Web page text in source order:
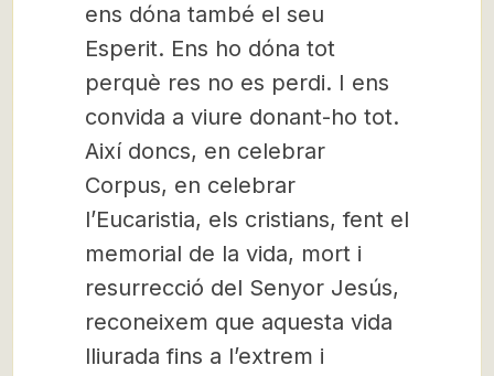
ens dóna també el seu
Esperit. Ens ho dóna tot
perquè res no es perdi. I ens
convida a viure donant-ho tot.
Així doncs, en celebrar
Corpus, en celebrar
l’Eucaristia, els cristians, fent el
memorial de la vida, mort i
resurrecció del Senyor Jesús,
reconeixem que aquesta vida
lliurada fins a l’extrem i